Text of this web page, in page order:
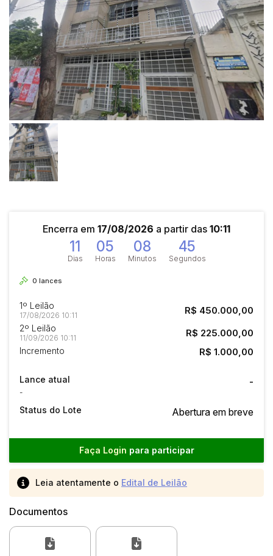
Encerra em 17/08/2026 a partir das 10:11
11
Dias
05
Horas
08
Minutos
44
Segundos
0 lances
1º Leilão
17/08/2026 10:11 R$ 450.000,00
2º Leilão
11/09/2026 10:11 R$ 225.000,00
Incremento R$ 1.000,00
Lance atual
-
-
Status do Lote Abertura em breve
Faça Login para participar
Leia atentamente o Edital de Leilão
Documentos